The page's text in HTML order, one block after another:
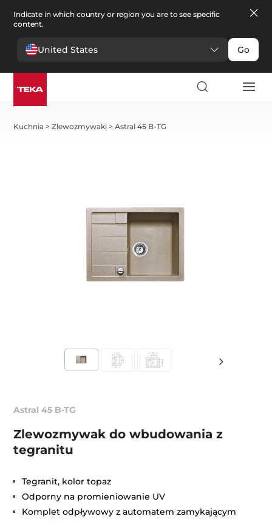
Indicate in which country or region you are to see specific
content.
United States Go
Kuchnia >Zlewozmywaki >Astral 45 B-TG
Astral 45 B-TG
Zlewozmywak do wbudowania z
tegranitu
Tegranit, kolor topaz
Odporny na promieniowanie UV
Komplet odpływowy z automatem zamykającym